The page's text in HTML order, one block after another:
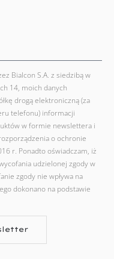
Bialcon S.A. z siedzibą w
14, moich danych
drogą elektroniczną (za
telefonu) informacji
w formie newslettera i
o ochronie
r. Ponadto oświadczam, iż
udzielonej zgody w
zgody nie wpływa na
dokonano na podstawie